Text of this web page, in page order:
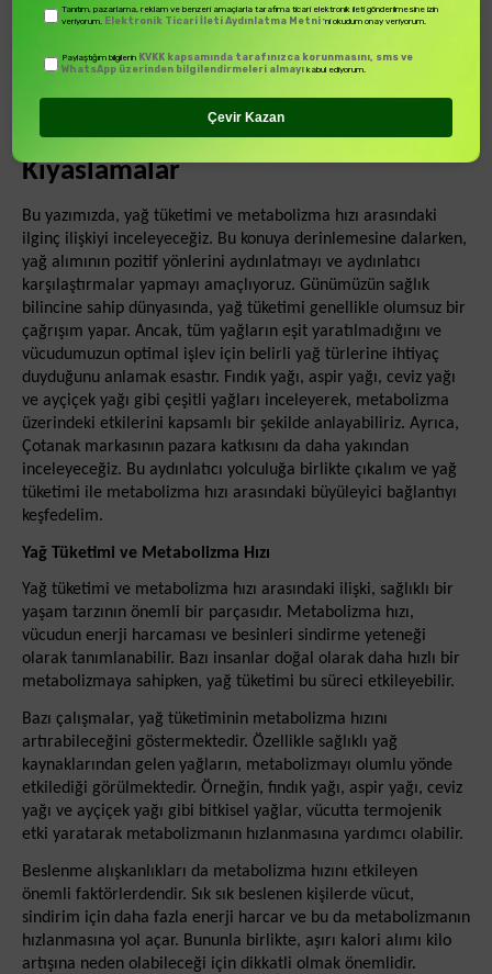
Yağ Tüketimi ve Metabolizma Hızı
İlişkisi: Olumlu Yönler ve
Kıyaslamalar
Bu yazımızda, yağ tüketimi ve metabolizma hızı arasındaki
ilginç ilişkiyi inceleyeceğiz. Bu konuya derinlemesine dalarken,
yağ alımının pozitif yönlerini aydınlatmayı ve aydınlatıcı
karşılaştırmalar yapmayı amaçlıyoruz. Günümüzün sağlık
bilincine sahip dünyasında, yağ tüketimi genellikle olumsuz bir
çağrışım yapar. Ancak, tüm yağların eşit yaratılmadığını ve
vücudumuzun optimal işlev için belirli yağ türlerine ihtiyaç
duyduğunu anlamak esastır. Fındık yağı, aspir yağı, ceviz yağı
ve ayçiçek yağı gibi çeşitli yağları inceleyerek, metabolizma
üzerindeki etkilerini kapsamlı bir şekilde anlayabiliriz. Ayrıca,
Çotanak markasının pazara katkısını da daha yakından
inceleyeceğiz. Bu aydınlatıcı yolculuğa birlikte çıkalım ve yağ
tüketimi ile metabolizma hızı arasındaki büyüleyici bağlantıyı
keşfedelim.
Yağ Tüketimi ve Metabolizma Hızı
Yağ tüketimi ve metabolizma hızı arasındaki ilişki, sağlıklı bir
yaşam tarzının önemli bir parçasıdır. Metabolizma hızı,
vücudun enerji harcaması ve besinleri sindirme yeteneği
olarak tanımlanabilir. Bazı insanlar doğal olarak daha hızlı bir
metabolizmaya sahipken, yağ tüketimi bu süreci etkileyebilir.
Bazı çalışmalar, yağ tüketiminin metabolizma hızını
artırabileceğini göstermektedir. Özellikle sağlıklı yağ
kaynaklarından gelen yağların, metabolizmayı olumlu yönde
etkilediği görülmektedir. Örneğin, fındık yağı, aspir yağı, ceviz
yağı ve ayçiçek yağı gibi bitkisel yağlar, vücutta termojenik
etki yaratarak metabolizmanın hızlanmasına yardımcı olabilir.
Beslenme alışkanlıkları da metabolizma hızını etkileyen
önemli faktörlerdendir. Sık sık beslenen kişilerde vücut,
sindirim için daha fazla enerji harcar ve bu da metabolizmanın
hızlanmasına yol açar. Bununla birlikte, aşırı kalori alımı kilo
artışına neden olabileceği için dikkatli olmak önemlidir.
Tanıtım, pazarlama, reklam ve benzeri amaçlarla tarafıma ticari elektronik ileti gönderilmesine izin
veriyorum. Elektronik Ticari İleti Aydınlatma Metni 'ni okudum onay veriyorum.
Paylaştığım bilgilerin KVKK kapsamında tarafınızca korunmasını, sms ve
WhatsApp üzerinden bilgilendirmeleri almayı kabul ediyorum.
Çevir Kazan